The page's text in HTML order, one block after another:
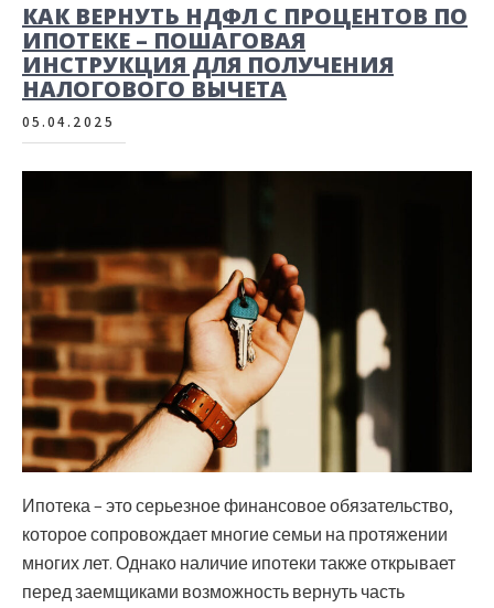
КАК ВЕРНУТЬ НДФЛ С ПРОЦЕНТОВ ПО
ИПОТЕКЕ – ПОШАГОВАЯ
ИНСТРУКЦИЯ ДЛЯ ПОЛУЧЕНИЯ
НАЛОГОВОГО ВЫЧЕТА
05.04.2025
Ипотека – это серьезное финансовое обязательство,
которое сопровождает многие семьи на протяжении
многих лет. Однако наличие ипотеки также открывает
перед заемщиками возможность вернуть часть